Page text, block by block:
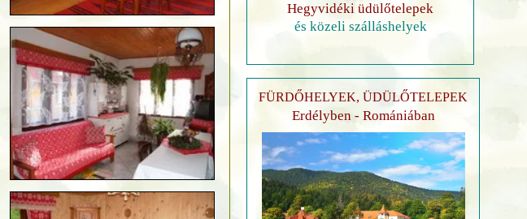
Hegyvidéki üdülőtelepek
és közeli szálláshelyek
FÜRDŐHELYEK, ÜDÜLŐTELEPEK
Erdélyben - Romániában